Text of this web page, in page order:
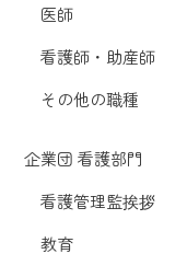
医師
看護師・助産師
その他の職種
企業団 看護部門
看護管理監挨拶
教育